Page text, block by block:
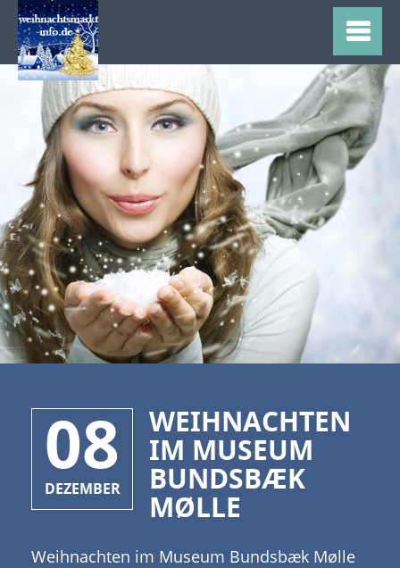
08
DEZEMBER
WEIHNACHTEN
IM MUSEUM
BUNDSBÆK
MØLLE
Weihnachten im Museum Bundsbæk Mølle